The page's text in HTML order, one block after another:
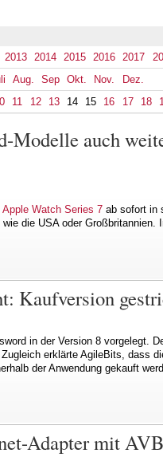
2013 2014 2015 2016 2017
Aug. Sep Okt. Nov.
Dez.
11 12 13 14 15 16 17 18
Modelle auch
Watch Series 7 ab sofort in
die USA oder
Kaufversion
in der Version 8 vorgelegt.
erklärte AgileBits, dass
der Anwendung gekauft
Adapter mit